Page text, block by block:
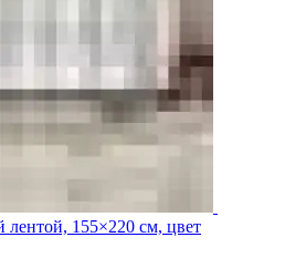
155×220 см, цвет